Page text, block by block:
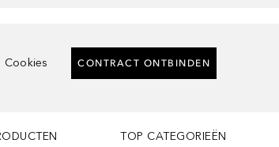
Cookies CONTRACT ONTBINDEN
TOP CATEGORIEËN